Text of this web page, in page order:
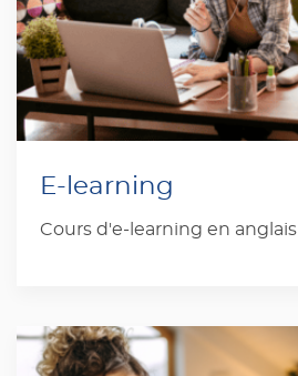
E-learning
Cours d'e-learning en anglais